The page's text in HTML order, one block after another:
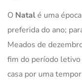
O Natalé uma
preferida do ano;
Meados de
fim do período
casa por uma